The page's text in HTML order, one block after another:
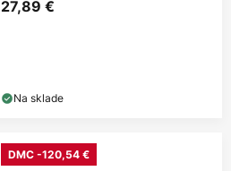
27,89 €
Na sklade
DMC -120,54 €